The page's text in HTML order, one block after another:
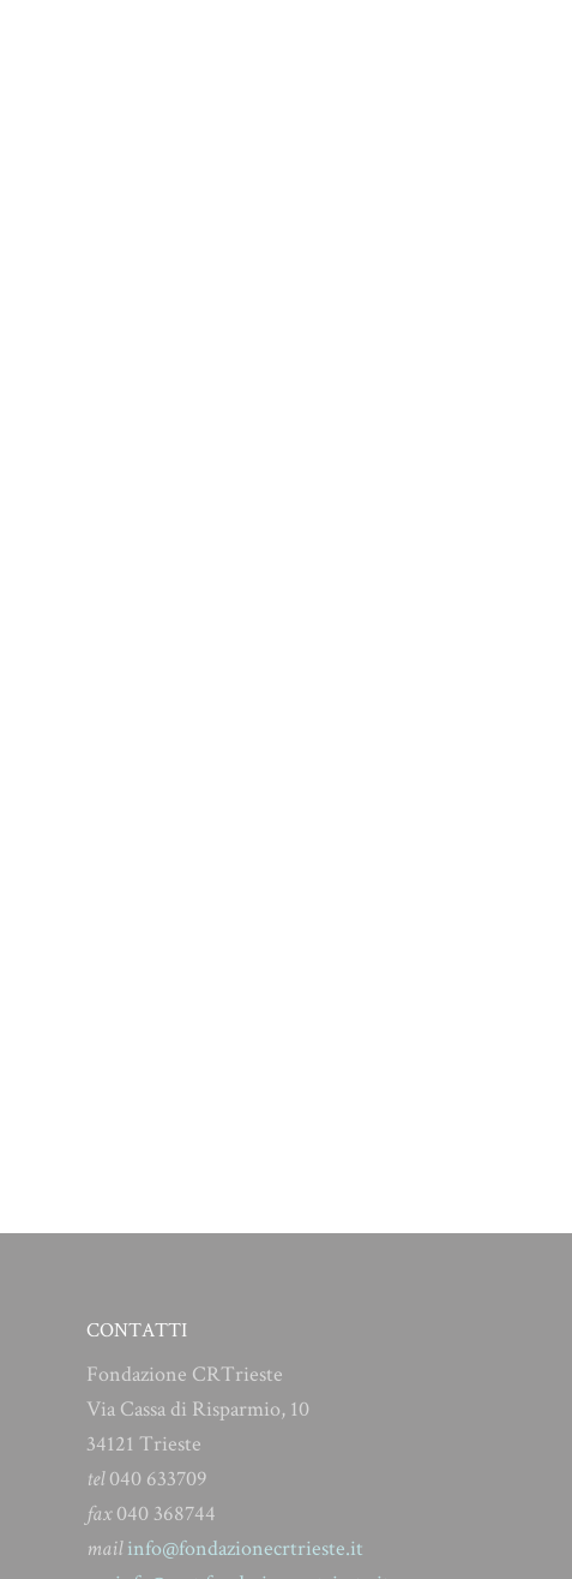
CONTATTI
Fondazione CRTrieste
Via Cassa di Risparmio, 10
34121 Trieste
tel040 633709
fax040 368744
mail info@fondazionecrtrieste.it